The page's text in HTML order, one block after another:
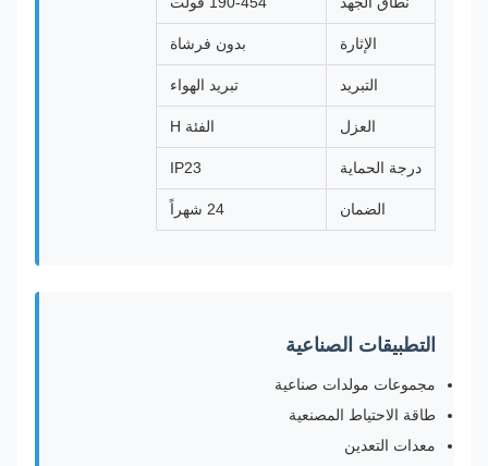
الإثارة بدون فرشاة
التبريد تبريد الهواء
العزل الفئة H
درجة الحماية IP23
الضمان 24 شهراً
التطبيقات الصناعية
مجموعات مولدات صناعية
طاقة الاحتياط المصنعية
معدات التعدين